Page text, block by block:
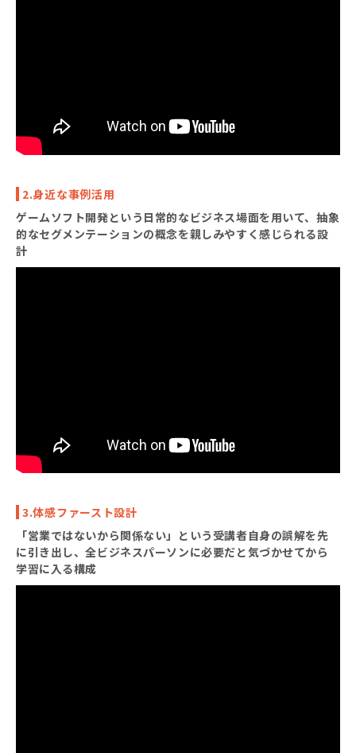
2.身近な事例活用
ゲームソフト開発という日常的なビジネス場面を用いて、抽象
的なセグメンテーションの概念を親しみやすく感じられる設
計
3.体感ファースト設計
「営業ではないから関係ない」という受講者自身の誤解を先
に引き出し、全ビジネスパーソンに必要だと気づかせてから
学習に入る構成